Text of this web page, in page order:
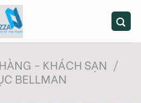
- KHÁCH SẠN /
BELLMAN